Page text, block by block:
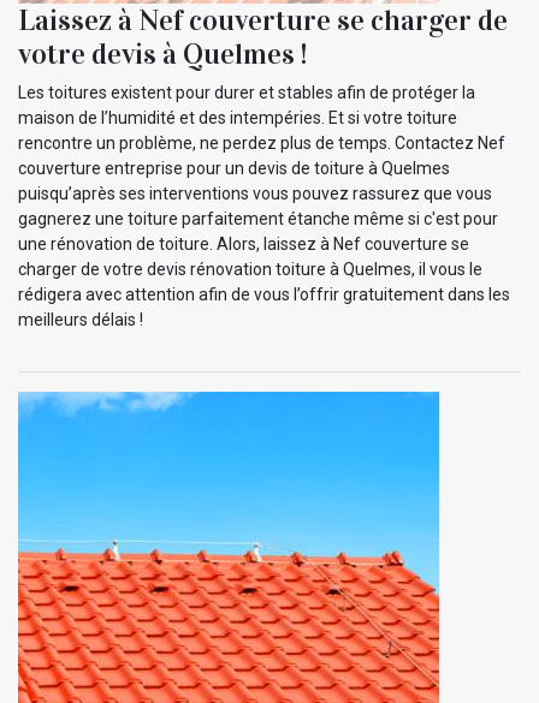
Laissez à Nef couverture se charger de
votre devis à Quelmes !
Les toitures existent pour durer et stables afin de protéger la
maison de l’humidité et des intempéries. Et si votre toiture
rencontre un problème, ne perdez plus de temps. Contactez Nef
couverture entreprise pour un devis de toiture à Quelmes
puisqu’après ses interventions vous pouvez rassurez que vous
gagnerez une toiture parfaitement étanche même si c'est pour
une rénovation de toiture. Alors, laissez à Nef couverture se
charger de votre devis rénovation toiture à Quelmes, il vous le
rédigera avec attention afin de vous l’offrir gratuitement dans les
meilleurs délais !